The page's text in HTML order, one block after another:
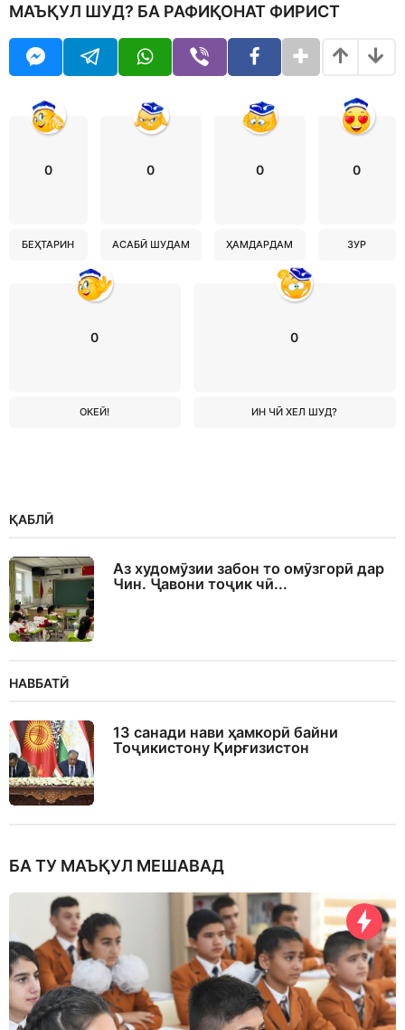
МАЪҚУЛ ШУД? БА РАФИҚОНАТ ФИРИСТ
0
БЕҲТАРИН
0
АСАБӢ ШУДАМ
0
ҲАМДАРДАМ
0
ЗУР
0
ОКЕЙ!
0
ИН ЧӢ ХЕЛ ШУД?
ҚАБЛӢ
Аз худомӯзии забон то омӯзгорӣ дар
Чин. Ҷавони тоҷик чӣ...
НАВБАТӢ
13 санади нави ҳамкорӣ байни
Тоҷикистону Қирғизистон
БА ТУ МАЪҚУЛ МЕШАВАД